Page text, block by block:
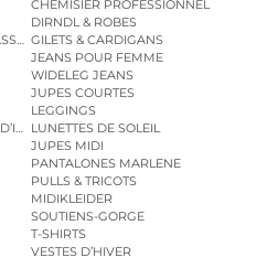
CHEMISIER PROFESSIONNEL
DIRNDL & ROBES
GILETS & CARDIGANS
JEANS POUR FEMME
WIDELEG JEANS
JUPES COURTES
LEGGINGS
LUNETTES DE SOLEIL
JUPES MIDI
PANTALONES MARLENE
PULLS & TRICOTS
MIDIKLEIDER
SOUTIENS-GORGE
T-SHIRTS
VESTES D’HIVER